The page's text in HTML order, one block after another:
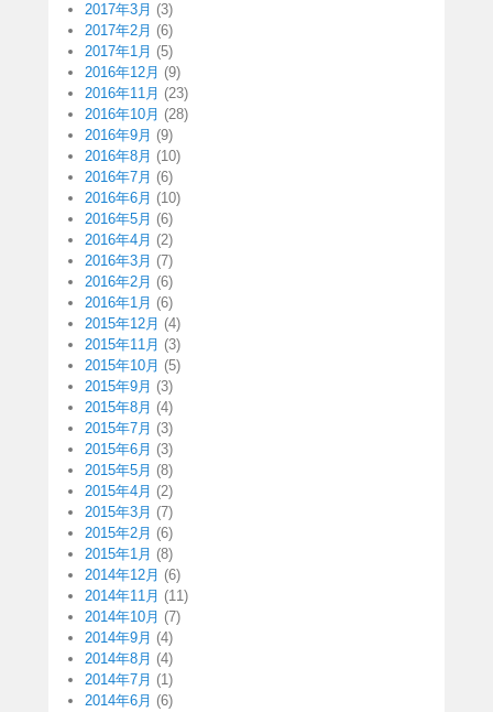
2017年3月 (3)
2017年2月 (6)
2017年1月 (5)
2016年12月 (9)
2016年11月 (23)
2016年10月 (28)
2016年9月 (9)
2016年8月 (10)
2016年7月 (6)
2016年6月 (10)
2016年5月 (6)
2016年4月 (2)
2016年3月 (7)
2016年2月 (6)
2016年1月 (6)
2015年12月 (4)
2015年11月 (3)
2015年10月 (5)
2015年9月 (3)
2015年8月 (4)
2015年7月 (3)
2015年6月 (3)
2015年5月 (8)
2015年4月 (2)
2015年3月 (7)
2015年2月 (6)
2015年1月 (8)
2014年12月 (6)
2014年11月 (11)
2014年10月 (7)
2014年9月 (4)
2014年8月 (4)
2014年7月 (1)
2014年6月 (6)